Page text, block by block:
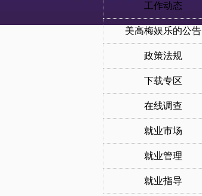
工作动态
美高梅娱乐的公告
政策法规
下载专区
在线调查
就业市场
就业管理
就业指导